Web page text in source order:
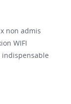
non admis
WIFI
indispensable